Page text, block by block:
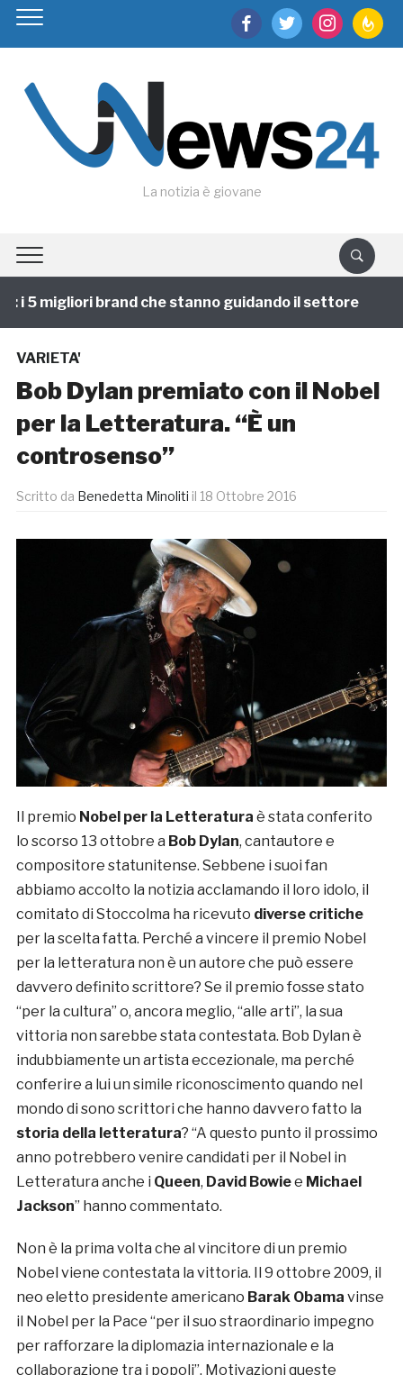
facebooktwitter instagram
La notizia è giovane
5 migliori brand che stanno guidando il settore
VARIETA'
Bob Dylan premiato con il Nobel
per la Letteratura. “È un
controsenso”
Scritto da Benedetta Minoliti il 18 Ottobre 2016
Il premio Nobel per la Letteratura è stata conferito
lo scorso 13 ottobre a Bob Dylan, cantautore e
compositore statunitense. Sebbene i suoi fan
abbiamo accolto la notizia acclamando il loro idolo, il
comitato di Stoccolma ha ricevuto diverse critiche
per la scelta fatta. Perché a vincere il premio Nobel
per la letteratura non è un autore che può essere
davvero definito scrittore? Se il premio fosse stato
“per la cultura” o, ancora meglio, “alle arti”, la sua
vittoria non sarebbe stata contestata. Bob Dylan è
indubbiamente un artista eccezionale, ma perché
conferire a lui un simile riconoscimento quando nel
mondo di sono scrittori che hanno davvero fatto la
storia della letteratura? “A questo punto il prossimo
anno potrebbero venire candidati per il Nobel in
Letteratura anche i Queen, David Bowiee Michael
Jackson” hanno commentato.
Non è la prima volta che al vincitore di un premio
Nobel viene contestata la vittoria. Il 9 ottobre 2009, il
neo eletto presidente americano Barak Obama vinse
il Nobel per la Pace “per il suo straordinario impegno
per rafforzare la diplomazia internazionale e la
collaborazione tra i popoli”. Motivazioni queste